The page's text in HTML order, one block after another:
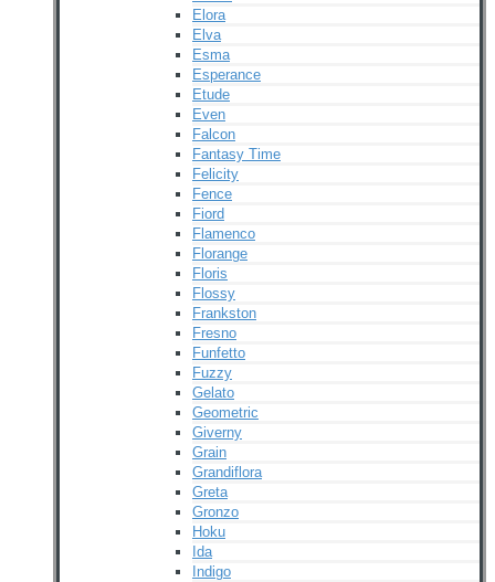
Elora
Elva
Esma
Esperance
Etude
Even
Falcon
Fantasy Time
Felicity
Fence
Fiord
Flamenco
Florange
Floris
Flossy
Frankston
Fresno
Funfetto
Fuzzy
Gelato
Geometric
Giverny
Grain
Grandiflora
Greta
Gronzo
Hoku
Ida
Indigo